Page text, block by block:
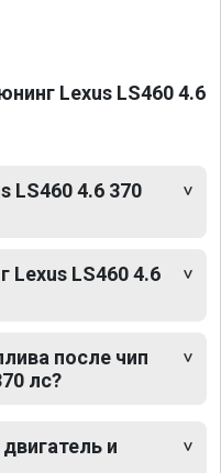
Lexus LS460 4.6
LS460 4.6 370
Lexus LS460 4.6
после чип
лс?
и